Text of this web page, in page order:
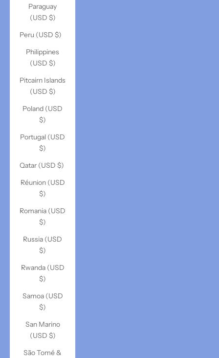
Paraguay
(USD $)
Peru (USD $)
Philippines
(USD $)
Pitcairn Islands
(USD $)
Poland (USD
$)
Portugal (USD
$)
Qatar (USD $)
Réunion (USD
$)
Romania (USD
$)
Russia (USD
$)
Rwanda (USD
$)
Samoa (USD
$)
San Marino
(USD $)
São Tomé &